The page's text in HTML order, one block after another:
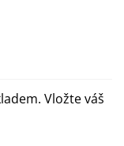
Vložte váš